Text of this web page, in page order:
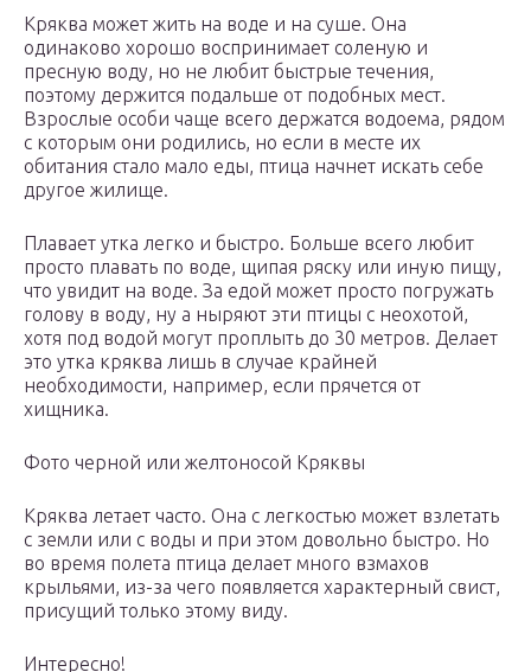
Кряква может жить на воде и на суше. Она
одинаково хорошо воспринимает соленую и
пресную воду, но не любит быстрые течения,
поэтому держится подальше от подобных мест.
Взрослые особи чаще всего держатся водоема, рядом
с которым они родились, но если в месте их
обитания стало мало еды, птица начнет искать себе
другое жилище.
Плавает утка легко и быстро. Больше всего любит
просто плавать по воде, щипая ряску или иную пищу,
что увидит на воде. За едой может просто погружать
голову в воду, ну а ныряют эти птицы с неохотой,
хотя под водой могут проплыть до 30 метров. Делает
это утка кряква лишь в случае крайней
необходимости, например, если прячется от
хищника.
Фото черной или желтоносой Кряквы
Кряква летает часто. Она с легкостью может взлетать
с земли или с воды и при этом довольно быстро. Но
во время полета птица делает много взмахов
крыльями, из-за чего появляется характерный свист,
присущий только этому виду.
Интересно!